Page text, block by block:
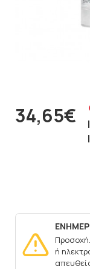
ή
34,65€